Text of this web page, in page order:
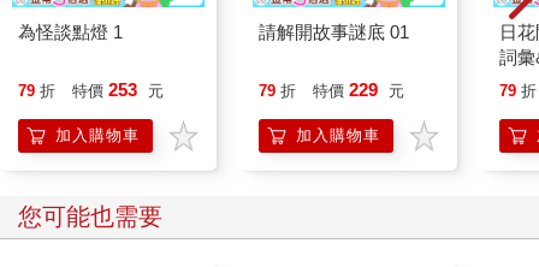
為怪談點燈 1
79 折 特價 253 元
加入購物車
請解開故事謎底 01
79 折 特價 229 元
加入購物車
日
詞
79 折
您可能也需要